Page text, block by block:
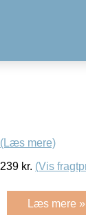
(Læs mere)
239 kr. (Vis
Læs mere »